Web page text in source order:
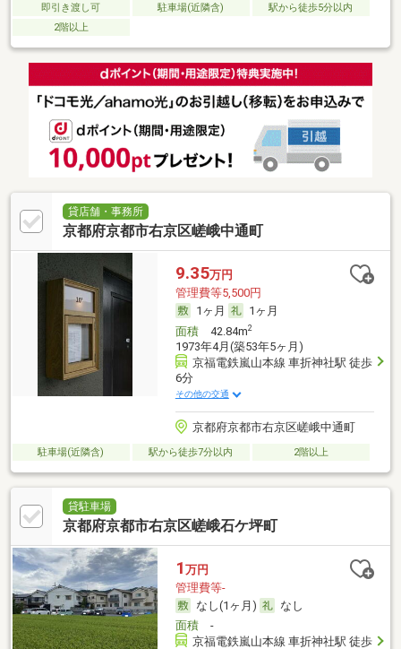
即引き渡し可 駐車場(近隣含)
駅から徒歩5分以内
2階以上
貸店舗・事務所
京都府京都市右京区嵯峨中通町
9.35万円
管理費等5,500円
1ヶ月
1ヶ月
面積42.84m2
1973年4月(築53年5ヶ月)
京福電鉄嵐山本線 車折神社駅 徒歩
6分
その他の交通
京都府京都市右京区嵯峨中通町
駐車場(近隣含) 駅から徒歩7分以内 2階以上
貸駐車場
京都府京都市右京区嵯峨石ケ坪町
1 万円
管理費等-
なし(1ヶ月)
なし
面積-
京福電鉄嵐山本線 車折神社駅 徒歩